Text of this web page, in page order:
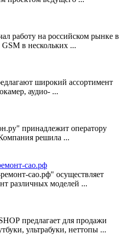
работу на российском рынке в
GSM в нескольких ...
широкий ассортимент
аудио- ...
принадлежит оператору
решила ...
сао.рф
сао.рф" осуществляет
различных моделей ...
предлагает для продажи
ультрабуки, неттопы ...